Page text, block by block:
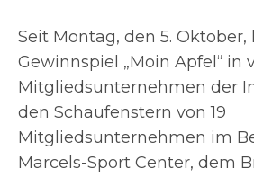
Seit Montag, den 5.
Gewinnspiel „Moin Apfel“ in
Mitgliedsunternehmen der
den Schaufenstern von 19
Mitgliedsunternehmen im
Marcels-Sport Center, dem